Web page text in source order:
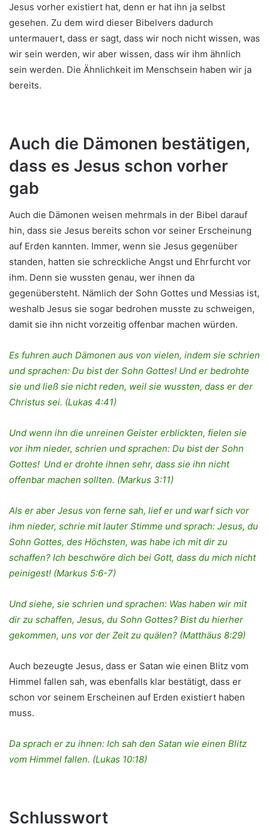
Jesus vorher existiert hat, denn er hat ihn ja selbst
gesehen. Zu dem wird dieser Bibelvers dadurch
untermauert, dass er sagt, dass wir noch nicht wissen, was
wir sein werden, wir aber wissen, dass wir ihm ähnlich
sein werden. Die Ähnlichkeit im Menschsein haben wir ja
bereits.
Auch die Dämonen bestätigen,
dass es Jesus schon vorher
gab
Auch die Dämonen weisen mehrmals in der Bibel darauf
hin, dass sie Jesus bereits schon vor seiner Erscheinung
auf Erden kannten. Immer, wenn sie Jesus gegenüber
standen, hatten sie schreckliche Angst und Ehrfurcht vor
ihm. Denn sie wussten genau, wer ihnen da
gegenübersteht. Nämlich der Sohn Gottes und Messias ist,
weshalb Jesus sie sogar bedrohen musste zu schweigen,
damit sie ihn nicht vorzeitig offenbar machen würden.
Es fuhren auch Dämonen aus von vielen, indem sie schrien
und sprachen: Du bist der Sohn Gottes! Und er bedrohte
sie und ließ sie nicht reden, weil sie wussten, dass er der
Christus sei. (Lukas 4:41)
Und wenn ihn die unreinen Geister erblickten, fielen sie
vor ihm nieder, schrien und sprachen: Du bist der Sohn
Gottes! Und er drohte ihnen sehr, dass sie ihn nicht
offenbar machen sollten. (Markus 3:11)
Als er aber Jesus von ferne sah, lief er und warf sich vor
ihm nieder, schrie mit lauter Stimme und sprach: Jesus, du
Sohn Gottes, des Höchsten, was habe ich mit dir zu
schaffen? Ich beschwöre dich bei Gott, dass du mich nicht
peinigest! (Markus 5:6-7)
Und siehe, sie schrien und sprachen: Was haben wir mit
dir zu schaffen, Jesus, du Sohn Gottes? Bist du hierher
gekommen, uns vor der Zeit zu quälen? (Matthäus 8:29)
Auch bezeugte Jesus, dass er Satan wie einen Blitz vom
Himmel fallen sah, was ebenfalls klar bestätigt, dass er
schon vor seinem Erscheinen auf Erden existiert haben
muss.
Da sprach er zu ihnen: Ich sah den Satan wie einen Blitz
vom Himmel fallen. (Lukas 10:18)
Schlusswort